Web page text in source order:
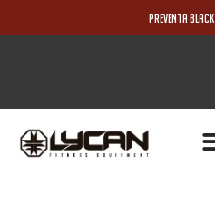
PREVENTA